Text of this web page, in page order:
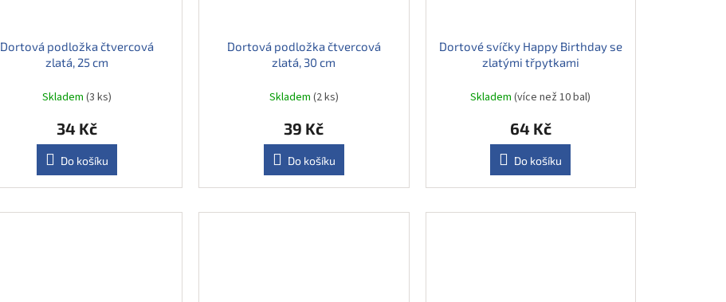
Dortová podložka čtvercová
zlatá, 25 cm
Skladem(3 ks)
34 Kč
Do košíku
Dortová podložka čtvercová
zlatá, 30 cm
Skladem (2 ks)
39 Kč
Do košíku
Dortové svíčky Happy Birthday se
zlatými třpytkami
Skladem(více než 10 bal)
64 Kč
Do košíku